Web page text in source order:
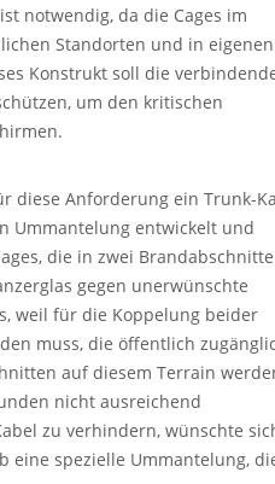
notwendig, da die Cages im
Standorten und in eigenen
Konstrukt soll die
um den kritischen
diese Anforderung ein Trunk-
Ummantelung entwickelt und
die in zwei
gegen unerwünschte
weil für die Koppelung beider
muss, die öffentlich
auf diesem Terrain
nicht ausreichend
zu verhindern, wünschte
eine spezielle Ummantelung,